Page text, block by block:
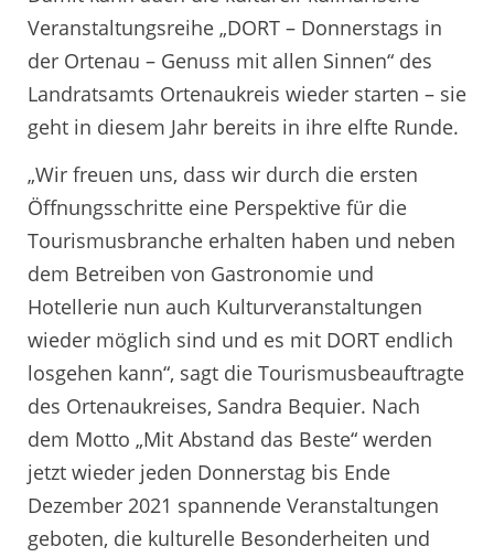
Veranstaltungsreihe „DORT – Donnerstags in
der Ortenau – Genuss mit allen Sinnen“ des
Landratsamts Ortenaukreis wieder starten – sie
geht in diesem Jahr bereits in ihre elfte Runde.
„Wir freuen uns, dass wir durch die ersten
Öffnungsschritte eine Perspektive für die
Tourismusbranche erhalten haben und neben
dem Betreiben von Gastronomie und
Hotellerie nun auch Kulturveranstaltungen
wieder möglich sind und es mit DORT endlich
losgehen kann“, sagt die Tourismusbeauftragte
des Ortenaukreises, Sandra Bequier. Nach
dem Motto „Mit Abstand das Beste“ werden
jetzt wieder jeden Donnerstag bis Ende
Dezember 2021 spannende Veranstaltungen
geboten, die kulturelle Besonderheiten und